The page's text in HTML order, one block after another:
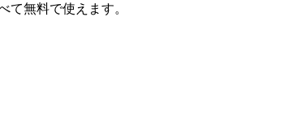
て無料で使えます。